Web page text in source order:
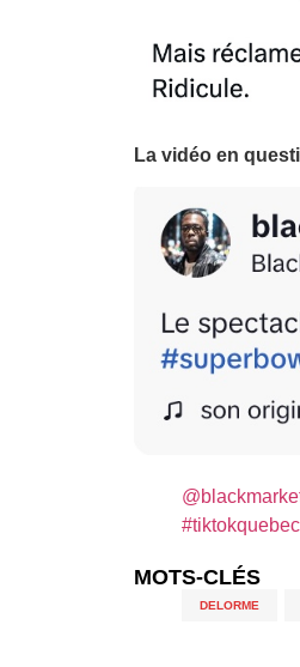
La vidéo en
#tiktokquebec
MOTS-CLÉS
DELORME